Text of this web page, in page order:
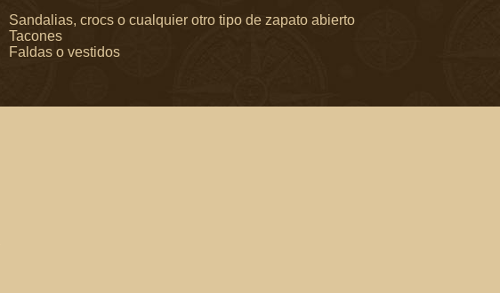
Sandalias, crocs o cualquier otro tipo de zapato abierto
Tacones
Faldas o vestidos